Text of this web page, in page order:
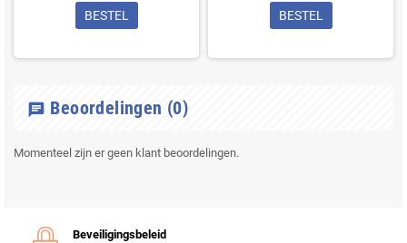
BESTEL BESTEL
chat Beoordelingen (0)
Momenteel zijn er geen klant beoordelingen.
Beveiligingsbeleid